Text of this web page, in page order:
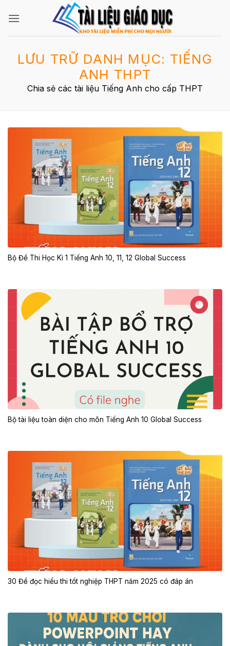
qua
LƯU TRỮ DANH MỤC: TIẾNG
ANH THPT
Chia sẻ các tài liệu Tiếng Anh cho cấp THPT
Bộ Đề Thi Học Kì 1 Tiếng Anh 10, 11, 12 Global Success
Bộ tài liệu toàn diện cho môn Tiếng Anh 10 Global Success
30 Đề đọc hiểu thi tốt nghiệp THPT năm 2025 có đáp án